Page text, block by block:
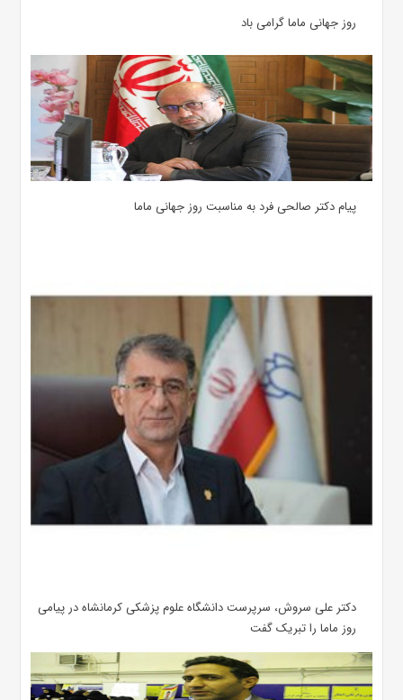
روز جهانی ماما گرامی باد
پیام دکتر صالحی فرد به مناسبت روز جهانی ماما
دکتر علی سروش، سرپرست دانشگاه علوم پزشکی کرمانشاه در پیامی
روز ماما را تبریک گفت